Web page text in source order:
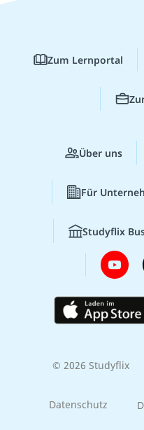
Zum Lernportal
Über uns
Für
Studyflix
© 2026 Studyflix
Datenschutz